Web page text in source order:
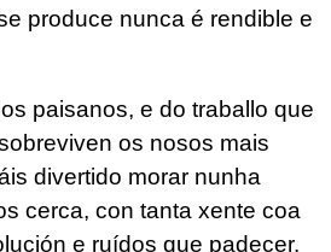
produce nunca é rendible e
paisanos, e do traballo que
os nosos mais
divertido morar nunha
cerca, con tanta xente coa
e ruídos que padecer.